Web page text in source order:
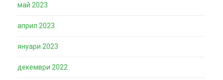
май 2023
април 2023
януари 2023
декември 2022